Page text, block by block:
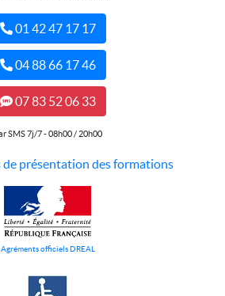
01 42 47 17 17
04 88 66 17 46
07 83 52 06 33
SMS 7j/7 - 08h00 / 20h00
de présentation des formations
Agréments officiels DREAL